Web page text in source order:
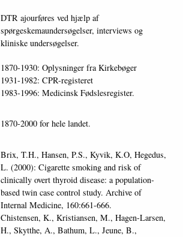
DTR ajourføres ved hjælp af
spørgeskemaundersøgelser, interviews og
kliniske undersøgelser.
1870-1930: Oplysninger fra Kirkebøger
1931-1982: CPR-registeret
1983-1996: Medicinsk Fødslesregister.
1870-2000 for hele landet.
Brix, T.H., Hansen, P.S., Kyvik, K.O, Hegedus,
L. (2000): Cigarette smoking and risk of
clinically overt thyroid disease: a population-
based twin case control study. Archive of
Internal Medicine, 160:661-666.
Chistensen, K., Kristiansen, M., Hagen-Larsen,
H., Skytthe, A., Bathum, L., Jeune, B.,